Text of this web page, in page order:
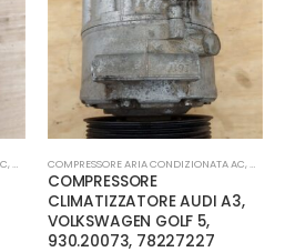
,MECCANICA E PERFORMANCE
COMPRESSORE ARIA CONDIZIONATA AC,
COMPRESSORE
CLIMATIZZATORE AUDI A3,
VOLKSWAGEN GOLF 5,
930.20073, 78227227